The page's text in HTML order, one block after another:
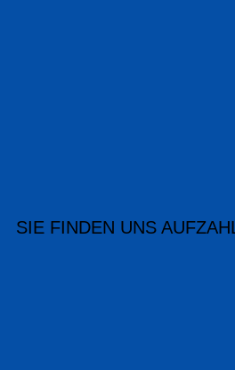
SIE FINDEN UNS AUF